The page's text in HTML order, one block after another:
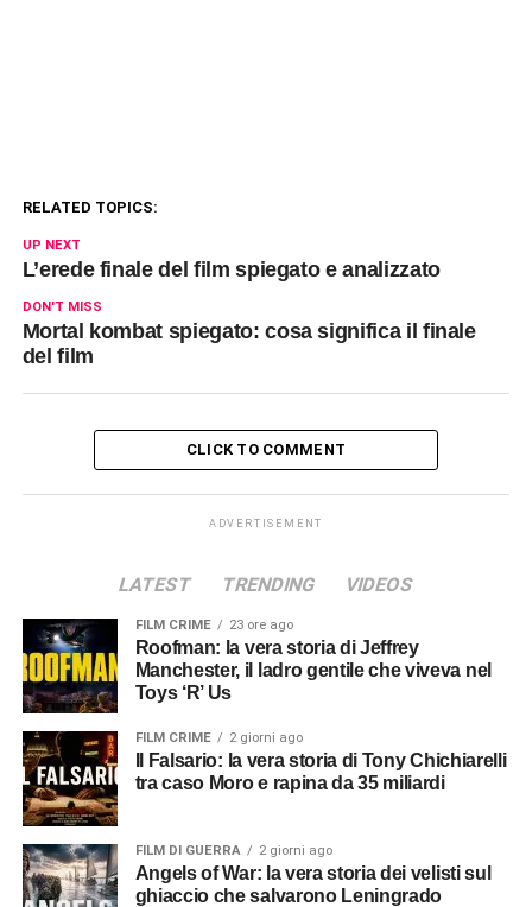
RELATED TOPICS:
UP NEXT
L’erede finale del film spiegato e analizzato
DON'T MISS
Mortal kombat spiegato: cosa significa il finale
del film
CLICK TO COMMENT
ADVERTISEMENT
LATEST TRENDING VIDEOS
FILM CRIME 23 ore ago
Roofman: la vera storia di Jeffrey
Manchester, il ladro gentile che viveva nel
Toys ‘R’ Us
FILM CRIME 2 giorni ago
tra caso Moro e rapina da 35 miliardi
FILM DI GUERRA 2 giorni ago
Angels of War: la vera storia dei velisti sul
ghiaccio che salvarono Leningrado